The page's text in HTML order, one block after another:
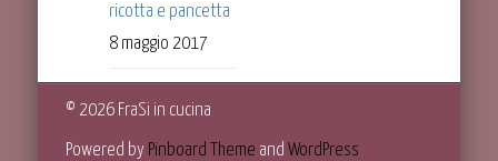
ricotta e pancetta
8 maggio 2017
© 2026 FraSi in cucina
Powered by Pinboard Theme and WordPress